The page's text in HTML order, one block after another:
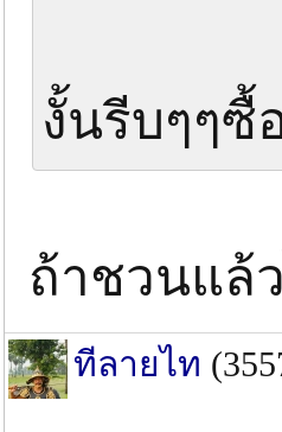
งั้นรีบๆๆซื้
ถ้าชวนแล้
ทีลายไท